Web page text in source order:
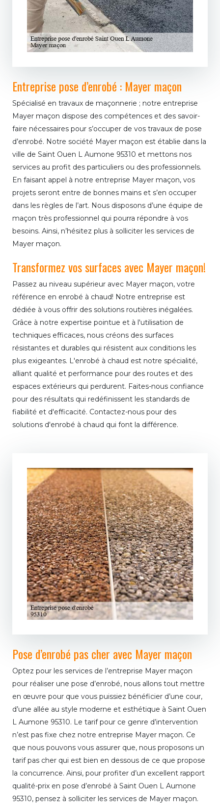
Entreprise pose d’enrobé : Mayer maçon
Spécialisé en travaux de maçonnerie ; notre entreprise
Mayer maçon dispose des compétences et des savoir-
faire nécessaires pour s’occuper de vos travaux de pose
d’enrobé. Notre société Mayer maçon est établie dans la
ville de Saint Ouen L Aumone 95310 et mettons nos
services au profit des particuliers ou des professionnels.
En faisant appel à notre entreprise Mayer maçon, vos
projets seront entre de bonnes mains et s’en occuper
dans les règles de l’art. Nous disposons d’une équipe de
maçon très professionnel qui pourra répondre à vos
besoins. Ainsi, n’hésitez plus à solliciter les services de
Mayer maçon.
Transformez vos surfaces avec Mayer maçon!
Passez au niveau supérieur avec Mayer maçon, votre
référence en enrobé à chaud! Notre entreprise est
dédiée à vous offrir des solutions routières inégalées.
Grâce à notre expertise pointue et à l'utilisation de
techniques efficaces, nous créons des surfaces
résistantes et durables qui résistent aux conditions les
plus exigeantes. L'enrobé à chaud est notre spécialité,
alliant qualité et performance pour des routes et des
espaces extérieurs qui perdurent. Faites-nous confiance
pour des résultats qui redéfinissent les standards de
fiabilité et d'efficacité. Contactez-nous pour des
solutions d'enrobé à chaud qui font la différence.
Pose d’enrobé pas cher avec Mayer maçon
Optez pour les services de l’entreprise Mayer maçon
pour réaliser une pose d’enrobé, nous allons tout mettre
en œuvre pour que vous puissiez bénéficier d’une cour,
d’une allée au style moderne et esthétique à Saint Ouen
L Aumone 95310. Le tarif pour ce genre d’intervention
n’est pas fixe chez notre entreprise Mayer maçon. Ce
que nous pouvons vous assurer que, nous proposons un
tarif pas cher qui est bien en dessous de ce que propose
la concurrence. Ainsi, pour profiter d’un excellent rapport
qualité-prix en pose d’enrobé à Saint Ouen L Aumone
95310, pensez à solliciter les services de Mayer maçon.